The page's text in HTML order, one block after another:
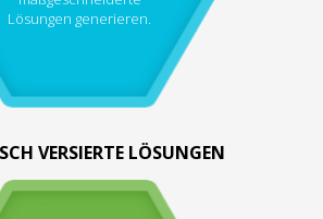
Lösungen generieren.
VERSIERTE LÖSUNGEN